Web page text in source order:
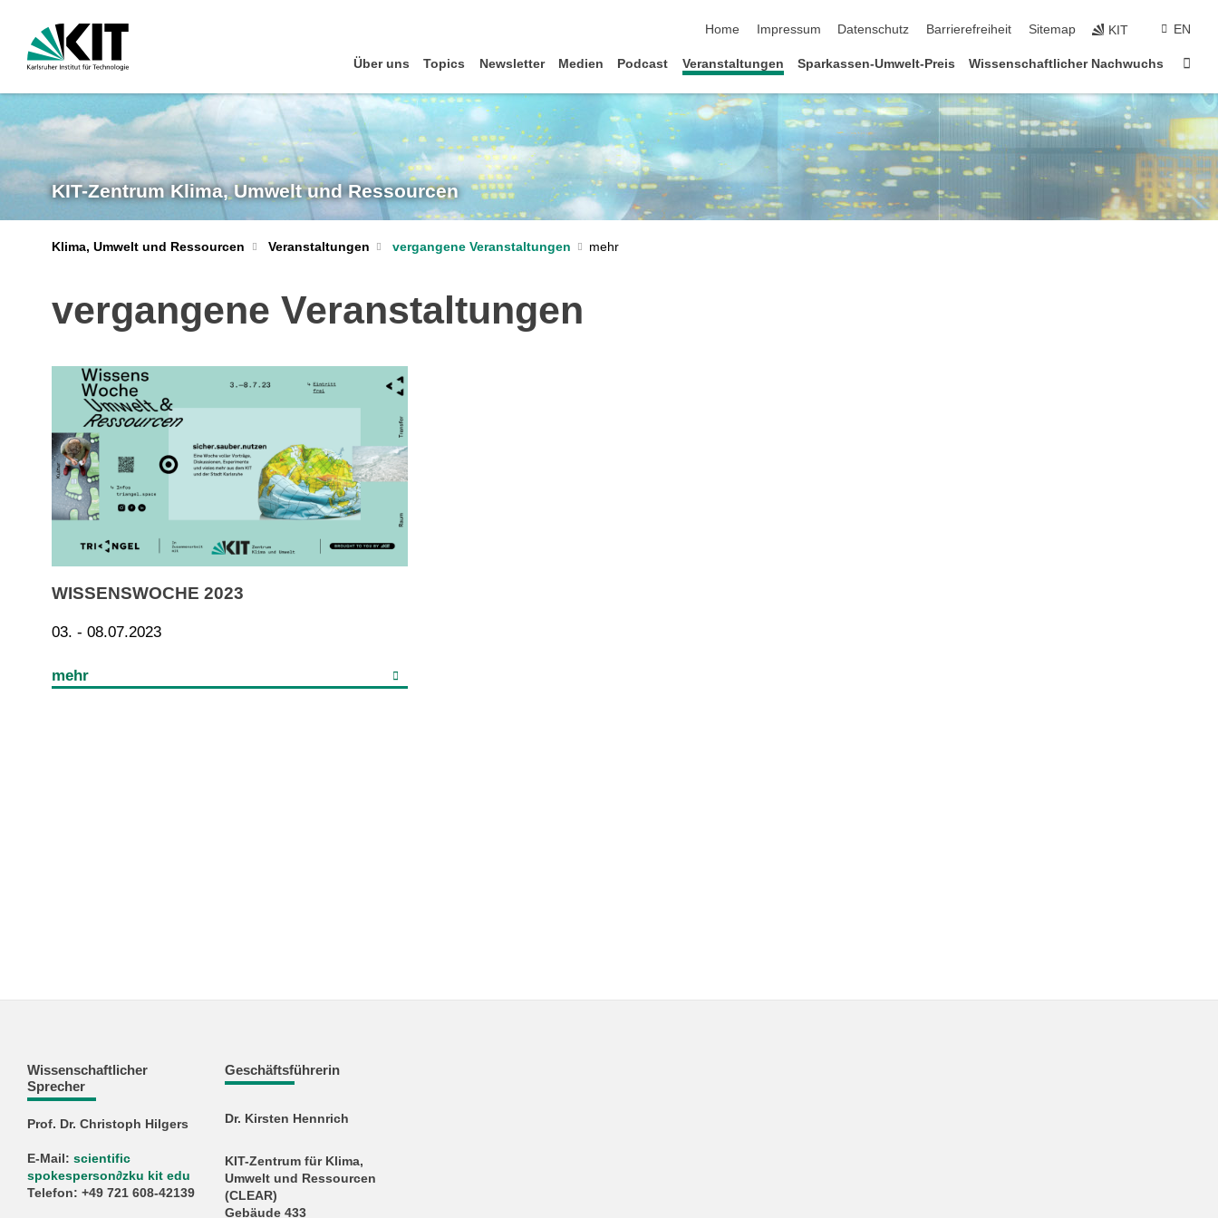
Home
Impressum Datenschutz Barrierefreiheit Sitemap KIT EN
Über uns Topics Newsletter Medien Podcast Veranstaltungen Sparkassen-Umwelt-Preis Wissenschaftlicher Nachwuchs
KIT-Zentrum Klima, Umwelt und Ressourcen
Klima, Umwelt und Ressourcen Veranstaltungen vergangene Veranstaltungen
vergangene Veranstaltungen
WISSENSWOCHE 2023
03. - 08.07.2023
mehr
Wissenschaftlicher
Sprecher
Prof. Dr. Christoph Hilgers
E-Mail: scientific
spokesperson∂zku kit edu
Telefon: +49 721 608-42139
Geschäftsführerin
Dr. Kirsten Hennrich
KIT-Zentrum für Klima,
Umwelt und Ressourcen
(CLEAR)
Gebäude 433